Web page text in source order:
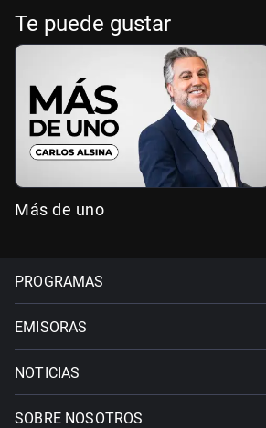
Te puede gustar
Más de uno
PROGRAMAS
EMISORAS
NOTICIAS
SOBRE NOSOTROS